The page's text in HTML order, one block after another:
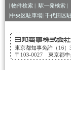
| 物件検索 | 駅一発検索 |
|中央区駐車場| 千代田区
東京都知事免許（16
〒103-0027 東京都中